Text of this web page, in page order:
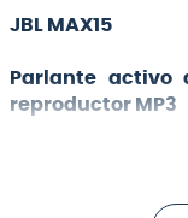
JBL MAX15
Parlante activo
reproductor MP3
conjunto de